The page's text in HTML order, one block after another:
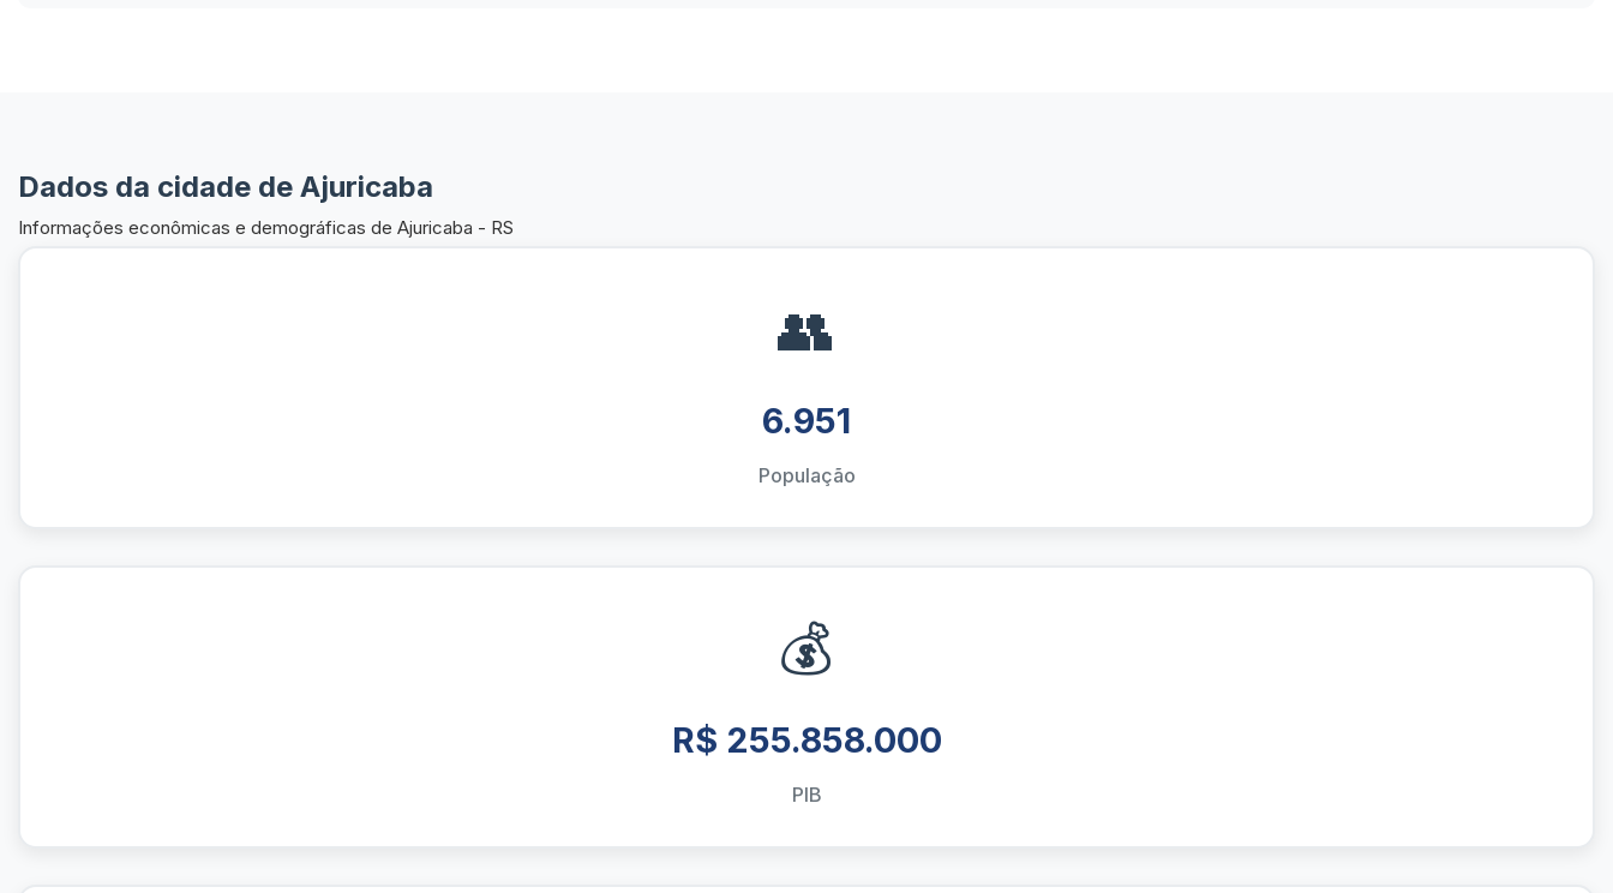
Dados da cidade de Ajuricaba
Informações econômicas e demográficas de Ajuricaba - RS
👥
6.951
População
💰
R$ 255.858.000
PIB